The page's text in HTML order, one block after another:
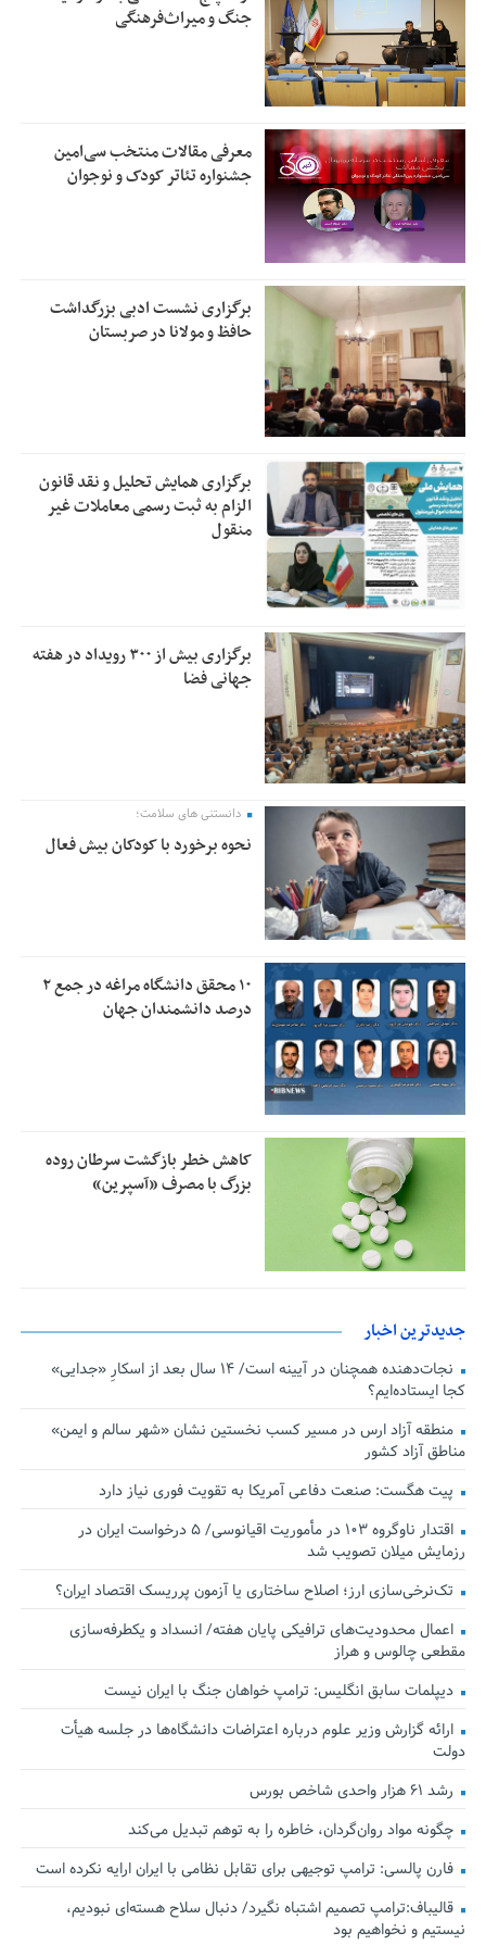
جنگ و میراث‌فرهنگی
معرفی مقالات منتخب سی‌امین
جشنواره تئاتر کودک و نوجوان
برگزاری نشست ادبی بزرگداشت
حافظ و مولانا در صربستان
برگزاری همایش تحلیل و نقد قانون
الزام به ثبت رسمی معاملات غیر
منقول
برگزاری بیش از ۳۰۰ رویداد در هفته
جهانی فضا
دانستنی های سلامت؛
نحوه برخورد با کودکان بیش فعال
۱۰ محقق دانشگاه مراغه در جمع ۲
درصد دانشمندان جهان
کاهش خطر بازگشت سرطان روده
بزرگ با مصرف «آسپرین»
جدیدترین اخبار
نجات‌دهنده‌ همچنان در آیینه است/ ۱۴ سال بعد از اسکارِ «جدایی»
کجا ایستاده‌ایم؟
منطقه آزاد ارس در مسیر کسب نخستین نشان «شهر سالم و ایمن»
مناطق آزاد کشور
پیت هگست: صنعت دفاعی آمریکا به تقویت فوری نیاز دارد
اقتدار ناوگروه ۱۰۳ در مأموریت‌ اقیانوسی/ ۵ درخواست ایران در
رزمایش میلان تصویب شد
تک‌نرخی‌سازی ارز؛ اصلاح ساختاری یا آزمون پرریسک اقتصاد ایران؟
اعمال محدودیت‌های ترافیکی پایان هفته/ انسداد و یکطرفه‌سازی
مقطعی چالوس و هراز
دیپلمات سابق انگلیس:‌ ترامپ خواهان جنگ با ایران نیست
ارائه گزارش وزیر علوم درباره اعتراضات دانشگاه‌ها در جلسه هیأت
دولت
رشد ۶۱ هزار واحدی شاخص بورس
چگونه مواد روان‌گردان، خاطره را به توهم تبدیل می‌کند
فارن پالسی: ترامپ توجیهی برای تقابل نظامی با ایران ارایه نکرده است
قالیباف:ترامپ تصمیم اشتباه نگیرد/ دنبال سلاح هسته‌ای نبودیم،
نیستیم و نخواهیم بود